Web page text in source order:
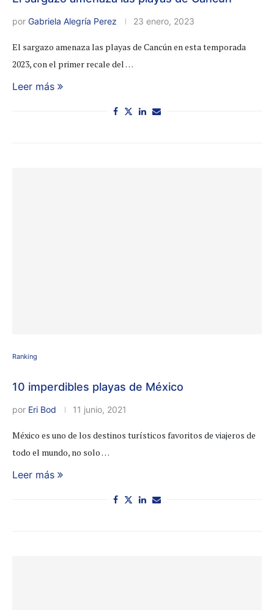
por Gabriela Alegría Perez 23 enero, 2023
El sargazo amenaza las playas de Cancún en esta temporada
2023, con el primer recale del …
Leer más
Ranking
10 imperdibles playas de México
por Eri Bod 11 junio, 2021
México es uno de los destinos turísticos favoritos de viajeros de
todo el mundo, no solo …
Leer más